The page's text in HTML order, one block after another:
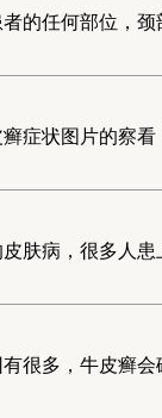
的任何部位，
症状图片的察
肤病，很多人
很多，牛皮癣